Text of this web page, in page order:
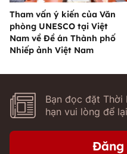
Tham vấn ý kiến của Văn
phòng UNESCO tại Việt
Nam về Đề án Thành phố
Nhiếp ảnh Việt Nam
Bạn đọc đặt Thời
hạn vui lòng để
Đăng